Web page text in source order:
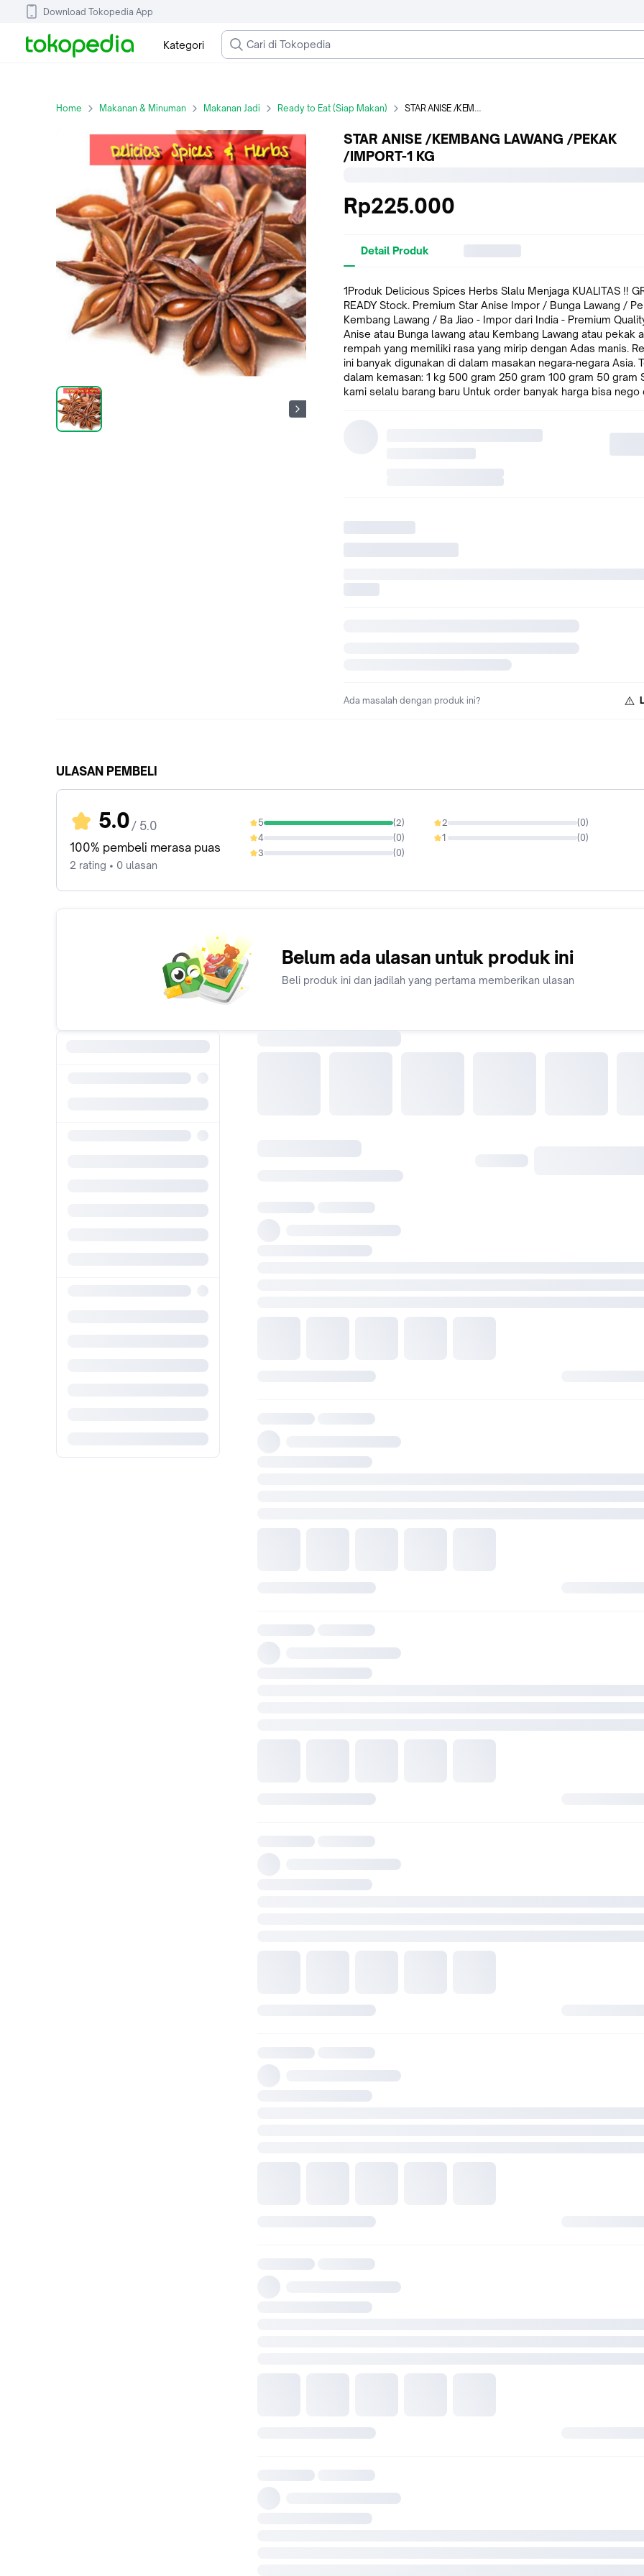
Download Tokopedia App
Kategori
Home Makanan & Minuman Makanan Jadi Ready to Eat (Siap Makan) STAR ANISE /KEMBANG LAWANG /PEKAK /IMPORT-1 KG
STAR ANISE /KEMBANG LAWANG /PEKAK
/IMPORT-1 KG
Rp225.000
Detail Produk
1Produk Delicious Spices Herbs Slalu Menjaga KUALITAS !! GROSIR.
READY Stock. Premium Star Anise Impor / Bunga Lawang /
Kembang Lawang / Ba Jiao - Impor dari India - Premium Quality
Anise atau Bunga lawang atau Kembang Lawang atau pekak
rempah yang memiliki rasa yang mirip dengan Adas manis.
ini banyak digunakan di dalam masakan negara-negara Asia. Tersedia
dalam kemasan: 1 kg 500 gram 250 gram 100 gram 50 gram Stock
kami selalu barang baru Untuk order banyak harga bisa nego
Ada masalah dengan produk ini?
ULASAN PEMBELI
5.0 / 5.0
100% pembeli merasa puas
2 rating • 0 ulasan
5 (2)
100%
4 (0)
0%
3 (0)
0%
2 (0)
0%
1 (0)
0%
Belum ada ulasan untuk produk ini
Beli produk ini dan jadilah yang pertama memberikan ulasan